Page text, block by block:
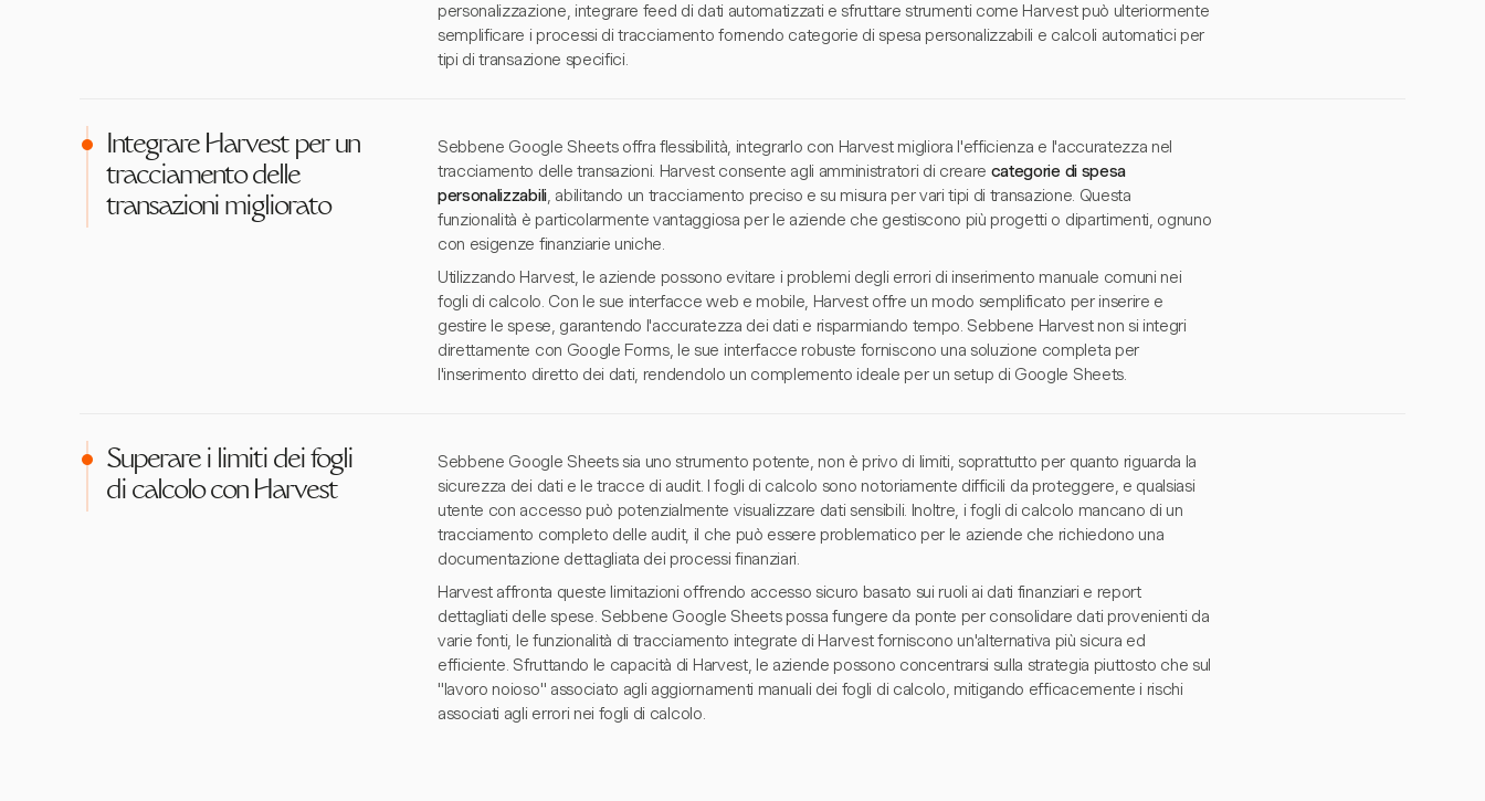
personalizzazione, integrare feed di dati automatizzati e sfruttare strumenti come Harvest può ulteriormente
semplificare i processi di tracciamento fornendo categorie di spesa personalizzabili e calcoli automatici per
tipi di transazione specifici.
Integrare Harvest per un
tracciamento delle
transazioni migliorato
Sebbene Google Sheets offra flessibilità, integrarlo con Harvest migliora l'efficienza e l'accuratezza nel
tracciamento delle transazioni. Harvest consente agli amministratori di creare categorie di spesa
personalizzabili, abilitando un tracciamento preciso e su misura per vari tipi di transazione. Questa
funzionalità è particolarmente vantaggiosa per le aziende che gestiscono più progetti o dipartimenti, ognuno
con esigenze finanziarie uniche.
Utilizzando Harvest, le aziende possono evitare i problemi degli errori di inserimento manuale comuni nei
fogli di calcolo. Con le sue interfacce web e mobile, Harvest offre un modo semplificato per inserire e
gestire le spese, garantendo l'accuratezza dei dati e risparmiando tempo. Sebbene Harvest non si integri
direttamente con Google Forms, le sue interfacce robuste forniscono una soluzione completa per
l'inserimento diretto dei dati, rendendolo un complemento ideale per un setup di Google Sheets.
Superare i limiti dei fogli
di calcolo con Harvest
Sebbene Google Sheets sia uno strumento potente, non è privo di limiti, soprattutto per quanto riguarda la
sicurezza dei dati e le tracce di audit. I fogli di calcolo sono notoriamente difficili da proteggere, e qualsiasi
utente con accesso può potenzialmente visualizzare dati sensibili. Inoltre, i fogli di calcolo mancano di un
tracciamento completo delle audit, il che può essere problematico per le aziende che richiedono una
documentazione dettagliata dei processi finanziari.
Harvest affronta queste limitazioni offrendo accesso sicuro basato sui ruoli ai dati finanziari e report
dettagliati delle spese. Sebbene Google Sheets possa fungere da ponte per consolidare dati provenienti da
varie fonti, le funzionalità di tracciamento integrate di Harvest forniscono un'alternativa più sicura ed
efficiente. Sfruttando le capacità di Harvest, le aziende possono concentrarsi sulla strategia piuttosto che sul
"lavoro noioso" associato agli aggiornamenti manuali dei fogli di calcolo, mitigando efficacemente i rischi
associati agli errori nei fogli di calcolo.